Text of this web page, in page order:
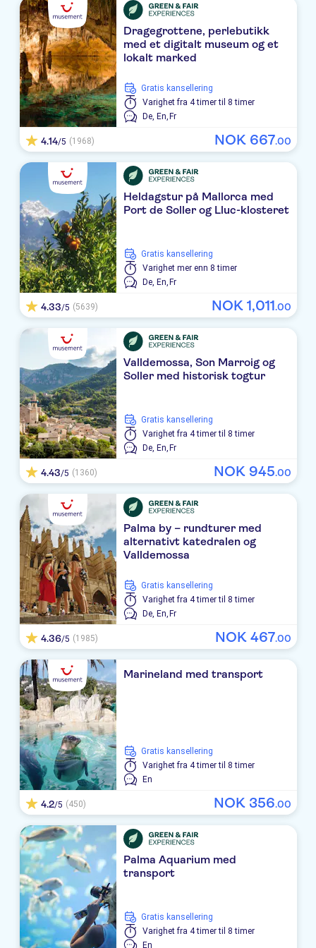
TUI BLUE SENSATORI BIOMAR
Iberostar Waves Cala Millor
Sabina
Playa Moreia
Protur Floriana Resort
Apartamentos Elegance Sol Y Mar
Sur
Hipotels Hipocampo
CM Mallorca Palace
ALLSUN MARIANT PARK
Blue Sea Gran Playa
Rigo
Holiday Village Majorca
Hipotels Hipocampo Playa
Splashworld Bouganvilla
TUI BLUE Grupotel Mallorca Mar
Veronica
Protur Bahia Azul Apartamentos
Universal Bikini
Hipotels Eurotel Punta Rotja
CM Playa del Moro
THB Sa Coma Platja
Hipotels Marfil Playa
TUI BLUE LEVANTE
Anba Romani
Gran Sol .
Protur Alicia
Hipotels Mercedes
Palia Sa Coma Playa
Hotel Levante Park
Girasol
Dragegrottene, perlebutikk
med et digitalt museum og et
lokalt marked
Gratis kansellering
Varighet fra 4 timer til 8 timer
De, En,Fr
4.14/5 (1968) NOK 667.00
Heldagstur på Mallorca med
Port de Soller og Lluc-klosteret
Gratis kansellering
Varighet mer enn 8 timer
De, En,Fr
4.33/5 (5639) NOK 1,011.00
Valldemossa, Son Marroig og
Soller med historisk togtur
Gratis kansellering
Varighet fra 4 timer til 8 timer
De, En,Fr
4.43/5 (1360) NOK 945.00
Palma by – rundturer med
alternativt katedralen og
Valldemossa
Gratis kansellering
Varighet fra 4 timer til 8 timer
De, En,Fr
4.36/5 (1985) NOK 467.00
Marineland med transport
Gratis kansellering
Varighet fra 4 timer til 8 timer
En
4.2/5 (450) NOK 356.00
Palma Aquarium med
transport
Gratis kansellering
Varighet fra 4 timer til 8 timer
En